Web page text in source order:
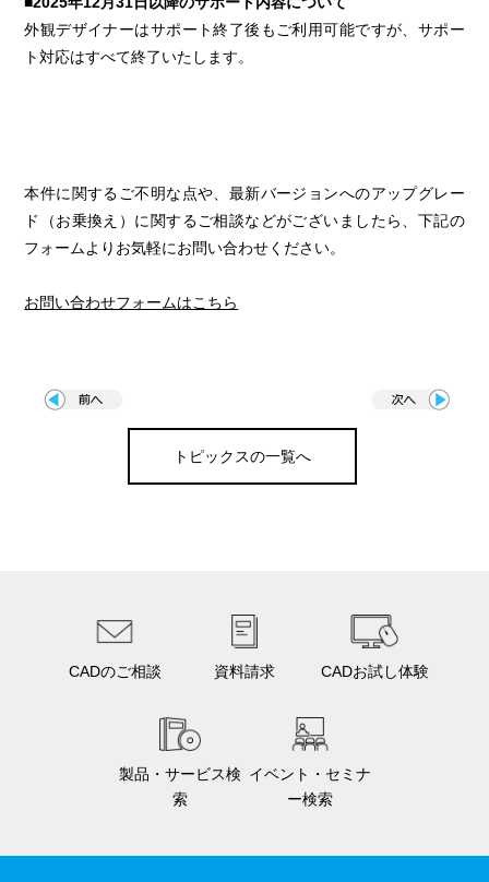
外観デザイナーはサポート終了後もご利用可能ですが、サポー
ト対応はすべて終了いたします。
本件に関するご不明な点や、最新バージョンへのアップグレー
ド（お乗換え）に関するご相談などがございましたら、下記の
フォームよりお気軽にお問い合わせください。
お問い合わせフォームはこちら
トピックスの一覧へ
CADのご相談 資料請求 CADお試し体験
製品・サービス検
索
イベント・セミナ
ー検索